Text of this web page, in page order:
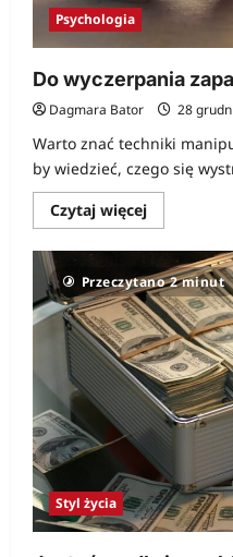
Psychologia
Do wyczerpania
Dagmara Bator 28
Warto znać techniki
by wiedzieć, czego się
Czytaj więcejDowiedz
się
o
Do
zapasów
Przeczytano 2 minut
Styl życia